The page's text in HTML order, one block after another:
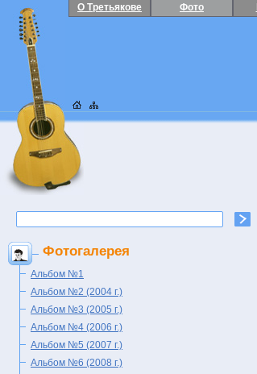
О Третьякове Фото
Фотогалерея
Альбом №1
Альбом №2 (2004 г.)
Альбом №3 (2005 г.)
Альбом №4 (2006 г.)
Альбом №5 (2007 г.)
Альбом №6 (2008 г.)